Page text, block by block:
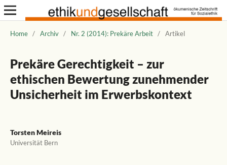
Home / Archiv / Nr. 2 (2014): Prekäre Arbeit / Artikel
Prekäre Gerechtigkeit – zur
ethischen Bewertung zunehmender
Unsicherheit im Erwerbskontext
Torsten Meireis
Universität Bern